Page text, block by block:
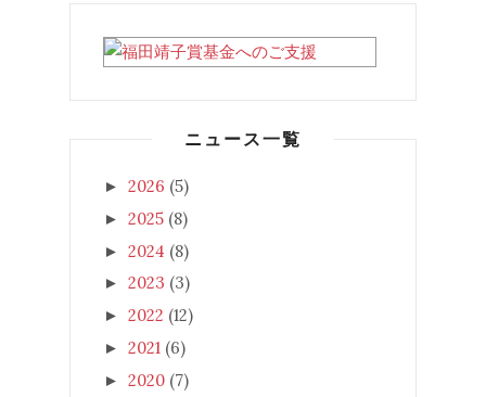
ニュース一覧
► 2026 (5)
► 2025 (8)
► 2024 (8)
► 2023 (3)
► 2022 (12)
► 2021 (6)
► 2020 (7)